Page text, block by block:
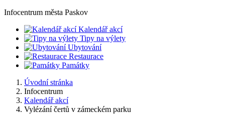
Infocentrum města Paskov
Kalendář akcí
Tipy na výlety
Ubytování
Restaurace
Památky
Úvodní stránka
Infocentrum
Kalendář akcí
Vylézání čertů v zámeckém parku